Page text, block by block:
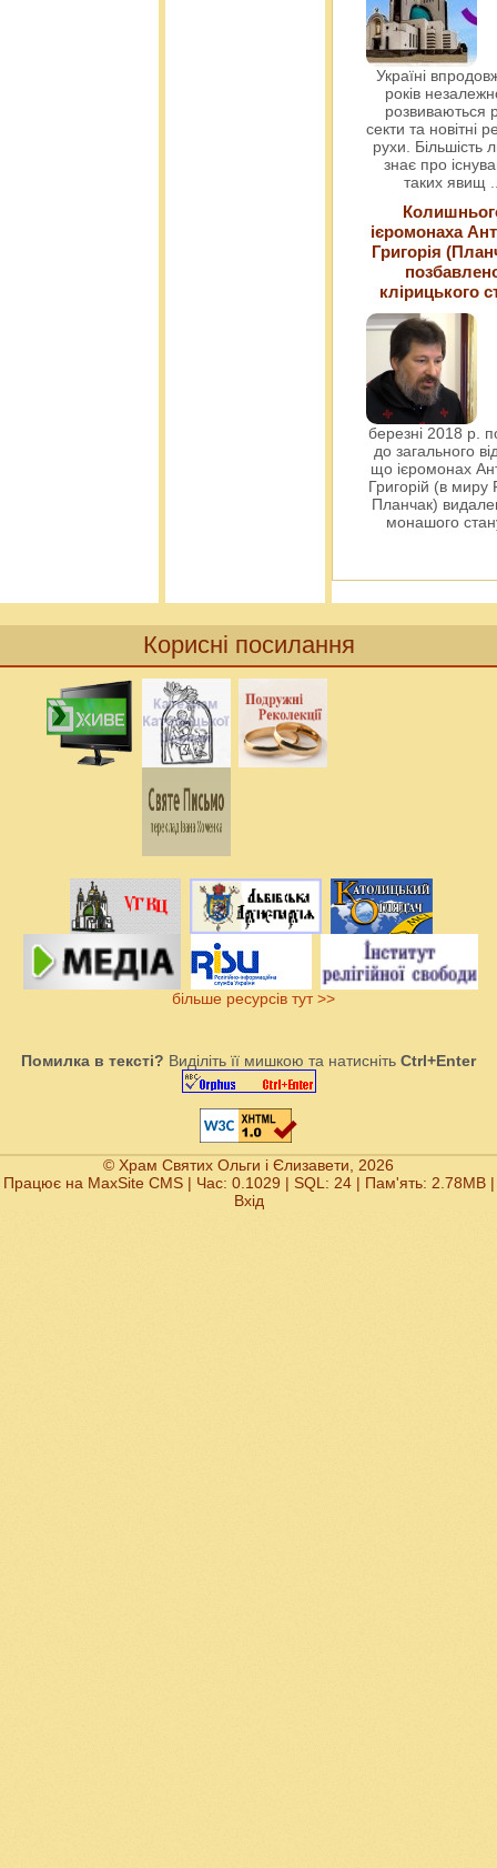
Україні
років
розвиваються
секти та новітні
рухи. Більшість
знає про
таких явищ
ієромонаха
Григорія
клірицького
березні 2018 р.
до загального
що ієромонах
Григорій (в миру
Планчак)
монашого
Корисні посилання
більше ресурсів тут >>
Помилка в тексті? Виділіть її мишкою та натисніть Ctrl+Enter
© Храм Святих Ольги і Єлизавети, 2026
Працює на MaxSite CMS| Час: 0.1029 | SQL: 24 | Пам'ять: 2.78MB|
Вхід